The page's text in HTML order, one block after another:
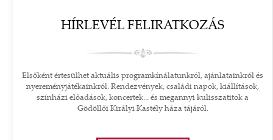
HÍRLEVÉL FELIRATKOZÁS
Elsőként értesülhet aktuális programkínálatunkról, ajánlatainkról és
nyereményjátékainkról. Rendezvények, családi napok, kiállítások,
színházi előadások, koncertek... és megannyi kulisszatitok a
Gödöllői Királyi Kastély háza tájáról.